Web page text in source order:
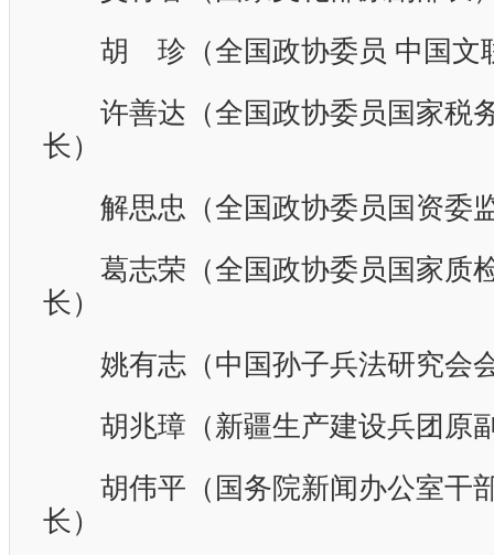
胡 珍（全国政协委员 中国文
许善达（全国政协委员国家税
长）
解思忠（全国政协委员国资委
葛志荣（全国政协委员国家质
长）
姚有志（中国孙子兵法研究会
胡兆璋（新疆生产建设兵团原
胡伟平（国务院新闻办公室干
长）